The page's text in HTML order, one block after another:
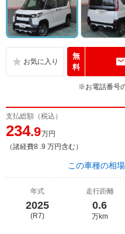
無
料
※お電話番号
支払総額（税込）
234.9万円
（諸経費8 .9 万円含む）
この車種の相
年式
2025
(R7)
走行距離
0.6
万km